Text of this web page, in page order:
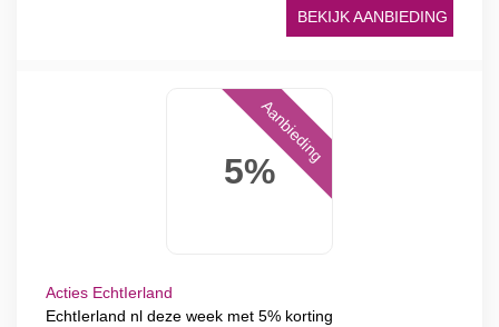
BEKIJK AANBIEDING
5%
Aanbieding
Acties EchtIerland
EchtIerland nl deze week met 5% korting